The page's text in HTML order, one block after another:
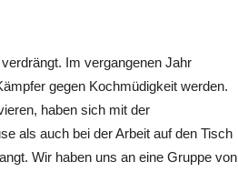
DAILY
Im vergangenen Jahr
gegen Kochmüdigkeit werden.
haben sich mit der
als auch bei der Arbeit auf den Tisch
Wir haben uns an eine Gruppe von